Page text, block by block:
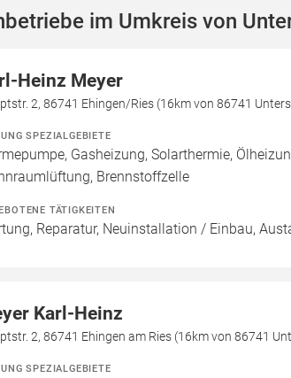
im Umkreis von
Heinz Meyer
2, 86741 Ehingen/Ries (16km von 86741
SPEZIALGEBIETE
Gasheizung, Solarthermie,
Brennstoffzelle
TÄTIGKEITEN
Reparatur, Neuinstallation / Einbau,
Karl-Heinz
2, 86741 Ehingen am Ries (16km von 86741
SPEZIALGEBIETE